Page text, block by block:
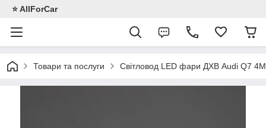
⭐️ AllForCar
Товари та послуги Світловод LED фари ДХВ Audi Q7